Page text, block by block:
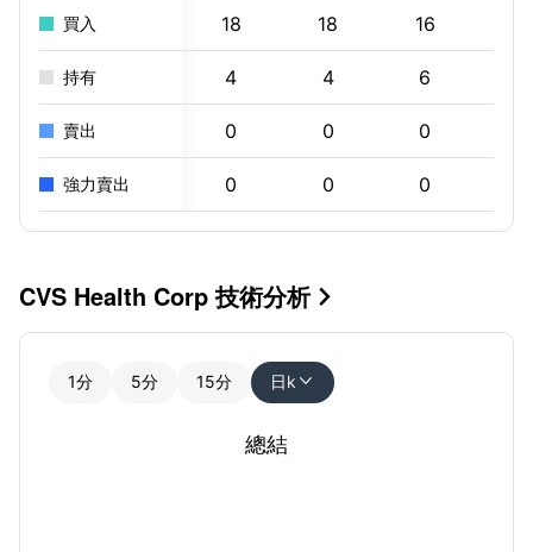
買入 18 18 16
持有 4 4 6
賣出 0 0 0
強力賣出 0 0 0
CVS Health Corp 技術分析 
1分 5分 15分 日k 
總結